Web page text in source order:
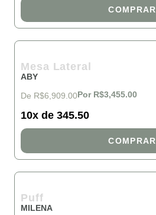
COMPRAR
Mesa Lateral
ABY
De R$6,909.00Por R$3,455.00
10x de 345.50
COMPRAR
Puff
MILENA